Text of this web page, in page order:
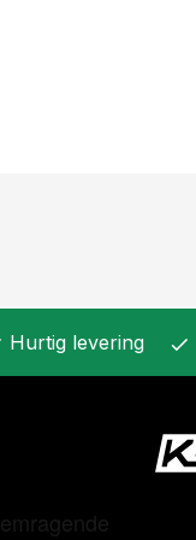
Hurtig levering check